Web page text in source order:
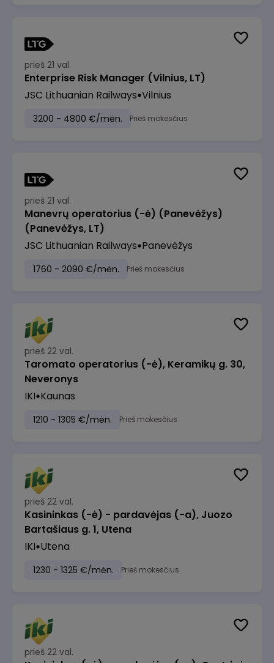
prieš 21 val.
Enterprise Risk Manager (Vilnius, LT)
JSC Lithuanian Railways Vilnius
3200 - 4800 €/mėn. Prieš mokesčius
prieš 21 val.
Manevrų operatorius (-ė) (Panevėžys)
(Panevėžys, LT)
JSC Lithuanian Railways Panevėžys
1760 - 2090 €/mėn. Prieš mokesčius
prieš 22 val.
Taromato operatorius (-ė), Keramikų g. 30,
Neveronys
IKI Kaunas
1210 - 1305 €/mėn. Prieš mokesčius
prieš 22 val.
Kasininkas (-ė) - pardavėjas (-a), Juozo
Bartašiaus g. 1, Utena
IKI Utena
1230 - 1325 €/mėn. Prieš mokesčius
prieš 22 val.